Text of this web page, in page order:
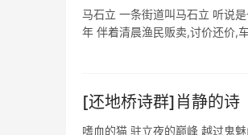
马石立 一条街道叫马石立 听说
[还地桥诗群]肖静的诗
嗜血的猫 驻立夜的巅峰 越过鬼